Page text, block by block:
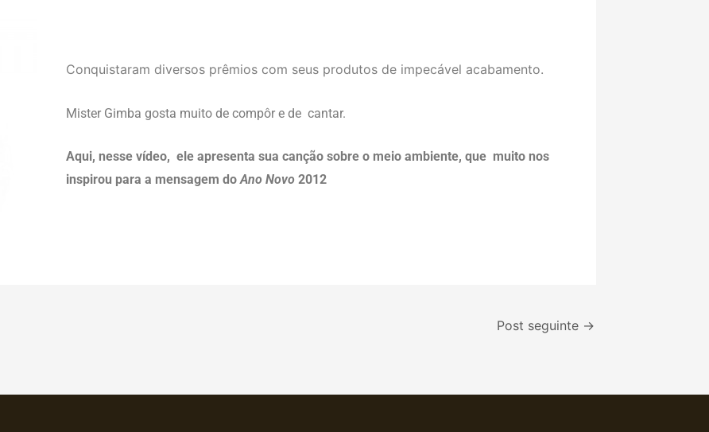
Conquistaram diversos prêmios com seus produtos de impecável acabamento.
Mister Gimba gosta muito de compôr e de cantar.
Aqui, nesse vídeo, ele apresenta sua canção sobre o meio ambiente, que muito nos
inspirou para a mensagem doAno Novo 2012
Post seguinte →